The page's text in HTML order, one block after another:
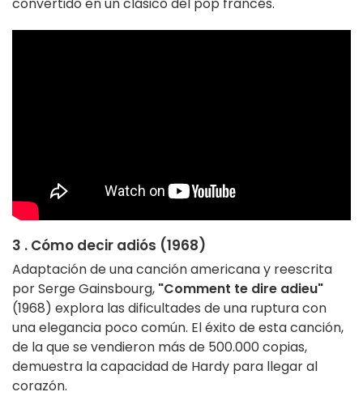
3 . Cómo decir adiós (1968)
Adaptación de una canción americana y reescrita
por Serge Gainsbourg, "Comment te dire adieu"
(1968) explora las dificultades de una ruptura con
una elegancia poco común. El éxito de esta canción,
de la que se vendieron más de 500.000 copias,
demuestra la capacidad de Hardy para llegar al
corazón.